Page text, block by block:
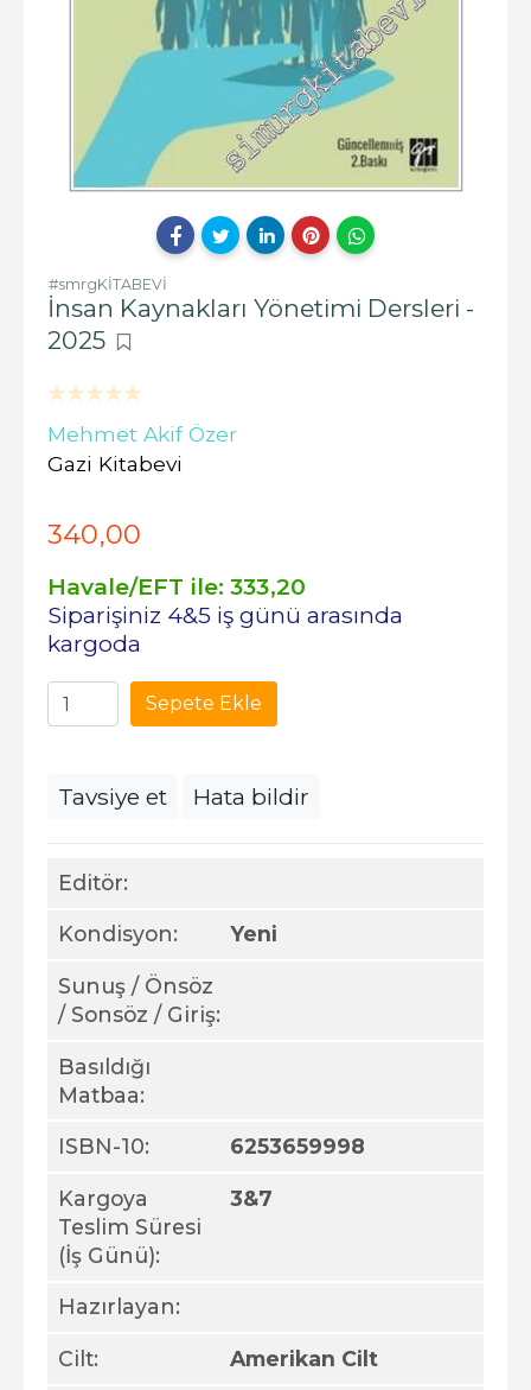
#smrgKİTABEVİ
İnsan Kaynakları Yönetimi Dersleri -
2025
Mehmet Akif Özer
Gazi Kitabevi
Editör:
Kondisyon: Yeni
Sunuş / Önsöz
/ Sonsöz / Giriş:
Basıldığı
Matbaa:
ISBN-10: 6253659998
Kargoya
Teslim Süresi
(İş Günü):
3&7
Hazırlayan:
Cilt: Amerikan Cilt
340,00
Havale/EFT ile: 333,20
Siparişiniz 4&5 iş günü arasında
kargoda
Sepete Ekle
Tavsiye et Hata bildir